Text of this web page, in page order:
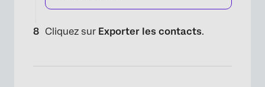
Cliquez sur Exporter les contacts.